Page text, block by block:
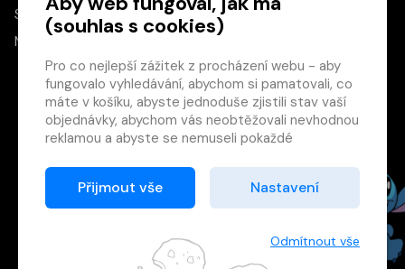
×
Máte u nás již
registrovaný
účet?
Registrací získáte slevu
na zboží ve výši 15 %
Registrovat
SO
10:00–13:00
NE
Zásady cookies
(souhlas s cookies)
Pro co nejlepší zážitek z procházení webu - aby
fungovalo vyhledávání, abychom si pamatovali, co
máte v košíku, abyste jednoduše zjistili stav vaší
objednávky, abychom vás neobtěžovali nevhodnou
reklamou a abyste se nemuseli pokaždé
Proto od vás potřebujeme souhlas se
zpracováním souborů cookies
Děkujeme, že nám ho dáte a pomůžete nám tak
Přijmout vše Nastavení
Odmítnout vše